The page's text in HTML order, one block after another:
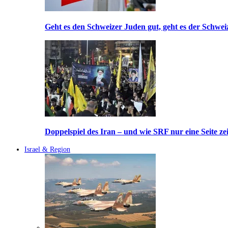
Geht es den Schweizer Juden gut, geht es der
Doppelspiel des Iran – und wie SRF nur eine Seite
Israel & Region